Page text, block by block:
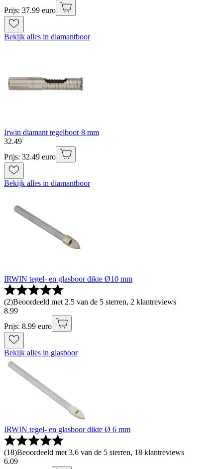
Prijs: 37.99 euro
Bekijk alles in diamantboor
Irwin diamant tegelboor 8 mm
32.49
Prijs: 32.49 euro
Bekijk alles in diamantboor
IRWIN tegel- en glasboor dikte Ø10 mm
(2)Beoordeeld met 2.5 van de 5 sterren, 2 klantreviews
8.99
Prijs: 8.99 euro
Bekijk alles in glasboor
IRWIN tegel- en glasboor dikte Ø 6 mm
(18)Beoordeeld met 3.6 van de 5 sterren, 18 klantreviews
6.09